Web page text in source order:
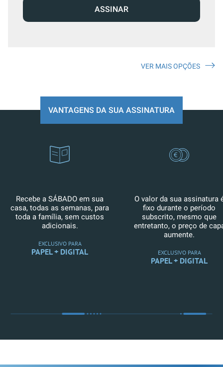
ASSINAR
VER MAIS OPÇÕES
VANTAGENS DA SUA ASSINATURA
Recebe a SÁBADO em sua
casa, todas as semanas, para
toda a família, sem custos
adicionais.
EXCLUSIVO PARA
PAPEL + DIGITAL
O valor da sua assinatura
fixo durante o período
subscrito, mesmo que
entretanto, o preço de
aumente.
EXCLUSIVO PARA
PAPEL + DIGITAL